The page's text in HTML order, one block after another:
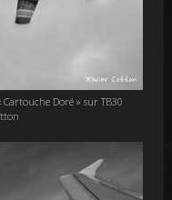
Doré » sur TB30